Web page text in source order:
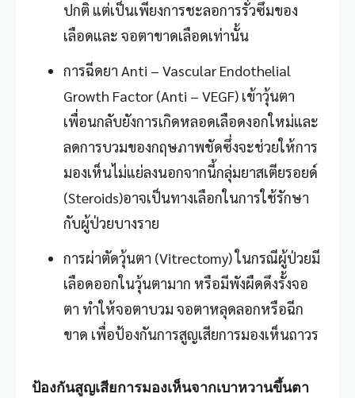
ปกติ แต่เป็นเพียงการชะลอการรั่วซึมของ
เลือดและ จอตาขาดเลือดเท่านั้น
การฉีดยา Anti – Vascular Endothelial
Growth Factor (Anti – VEGF) เข้าวุ้นตา
เพื่อนกลับยังการเกิดหลอดเลือดงอกใหม่และ
ลดการบวมของกฤษภาพชัดซึ่งจะช่วยให้การ
มองเห็นไม่แย่ลงนอกจากนี้กลุ่มยาสเตียรอยด์
(Steroids)อาจเป็นทางเลือกในการใช้รักษา
กับผู้ป่วยบางราย
การผ่าตัดวุ้นตา (Vitrectomy) ในกรณีผู้ป่วยมี
เลือดออกในวุ้นตามาก หรือมีพังผืดดึงรั้งจอ
ตา ทำให้จอตาบวม จอตาหลุดลอกหรือฉีก
ขาด เพื่อป้องกันการสูญเสียการมองเห็นถาวร
ป้องกันสูญเสียการมองเห็นจากเบาหวานขึ้นตา